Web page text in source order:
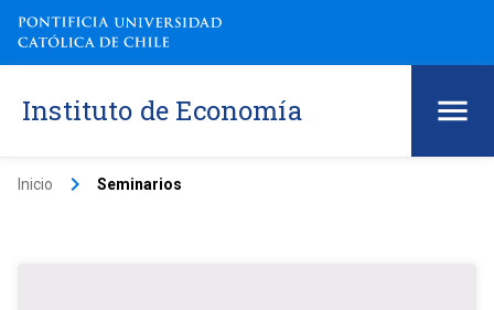
Instituto de Economía
Inicio keyboard_arrow_right Seminarios